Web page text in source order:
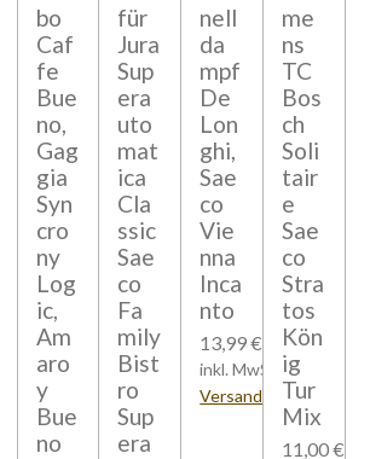
bo
Caf
fe
Bue
no,
Gag
gia
Syn
cro
ny
Log
ic,
Am
aro
y
Bue
no
für
Jura
Sup
era
uto
mat
ica
Cla
ssic
Sae
co
Fa
mily
Bist
ro
Sup
era
nell
da
mpf
De
Lon
ghi,
Sae
co
Vie
nna
Inca
nto
13,99 €
inkl. MwSt zzgl.
Versandkosten
me
ns
TC
Bos
ch
Soli
tair
e
Sae
co
Stra
tos
Kön
ig
Tur
Mix
11,00 €